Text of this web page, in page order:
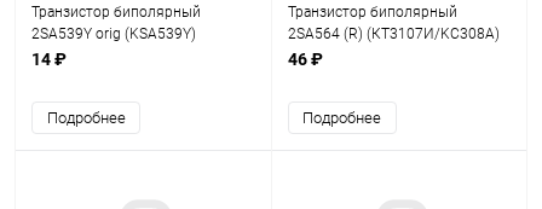
Транзистор биполярный
2SA539Y orig (KSA539Y)
60V/45V , 0.2A , 0.4W , hfe-120-
14 ₽
Подробнее
Транзистор биполярный
2SA564 (R) (КТ3107И/KC308A)
TO92
46 ₽
Подробнее